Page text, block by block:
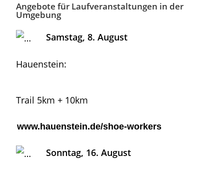
Angebote für Laufveranstaltungen in der
Umgebung
Samstag, 8. August
Hauenstein:
Trail 5km + 10km
www.hauenstein.de/shoe-workers
Sonntag, 16. August